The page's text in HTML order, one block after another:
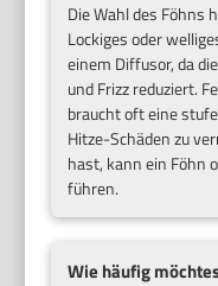
Die Wahl des Föhns
Lockiges oder
einem Diffusor, da
und Frizz reduziert.
braucht oft eine
Hitze-Schäden zu
hast, kann ein Föhn
führen.
Wie häufig